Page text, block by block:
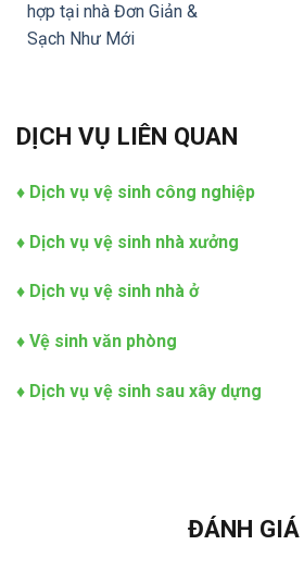
hợp tại nhà Đơn Giản &
Sạch Như Mới
DỊCH VỤ LIÊN QUAN
♦ Dịch vụ vệ sinh công nghiệp
♦ Dịch vụ vệ sinh nhà xưởng
♦ Dịch vụ vệ sinh nhà ở
♦ Vệ sinh văn phòng
♦ Dịch vụ vệ sinh sau xây dựng
ĐÁNH GIÁ